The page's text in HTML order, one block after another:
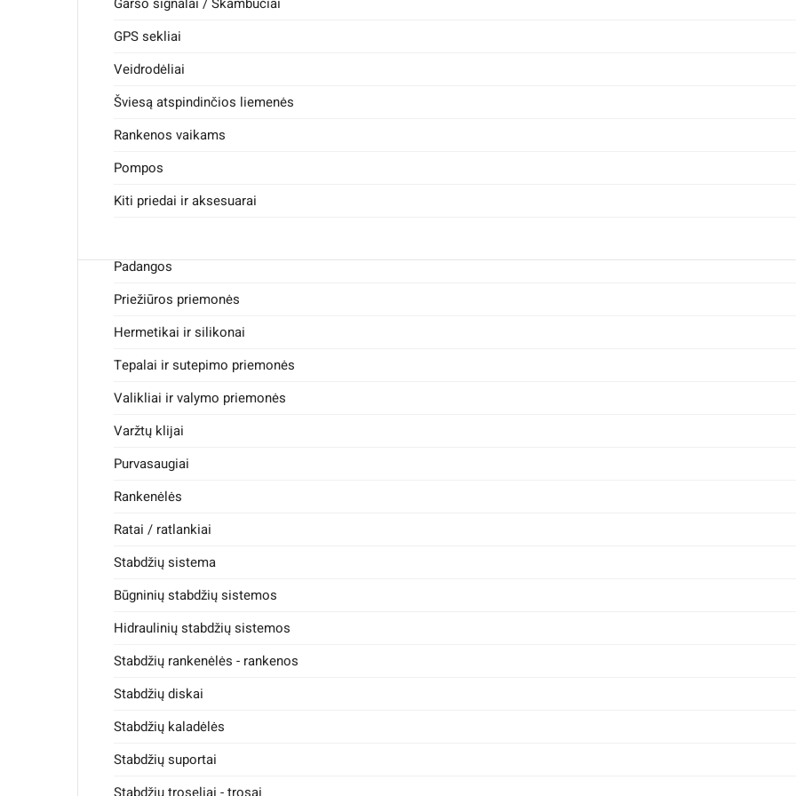
Saugikliai
Valdikliai / kontroleriai
Įkrovikliai / pakrovėjai
Žibintai, lemputės, LED apšvietimas
Guoliai ir guoliavietės
Kameros
Padangos
Priežiūros priemonės
Hermetikai ir silikonai
Tepalai ir sutepimo priemonės
Valikliai ir valymo priemonės
Varžtų klijai
Purvasaugiai
Rankenėlės
Ratai / ratlankiai
Stabdžių sistema
Būgninių stabdžių sistemos
Hidraulinių stabdžių sistemos
Stabdžių rankenėlės - rankenos
Stabdžių diskai
Stabdžių kaladėlės
Stabdžių suportai
Stabdžių troseliai - trosai
GPS sekliai
Veidrodėliai
Šviesą atspindinčios liemenės
Rankenos vaikams
Pompos
Kiti priedai ir aksesuarai
Dalintis Twitter
Aprašymas
Pilnai kontroliuokite savo paspirtuko greitį vienu piršto prisilietimu. Šis akseleratorius yra valdomas nykščiu ir
paspirtukams. Itin patvarus akseleratorius, pagamintas iš ABS ir PC plastiko, o paviršiuje esanti guma neleis